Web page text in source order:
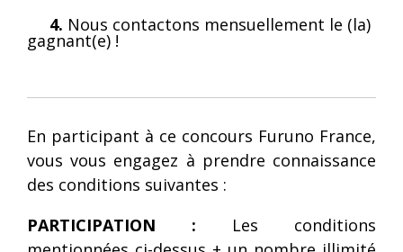
4. Nous contactons mensuellement le (la)
gagnant(e) !
En participant à ce concours Furuno France,
vous vous engagez à prendre connaissance
des conditions suivantes :
PARTICIPATION : Les conditions